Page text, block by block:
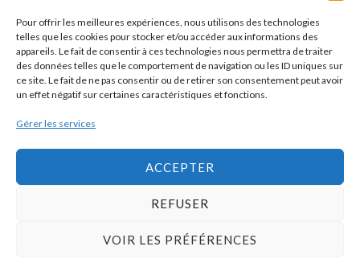
Pour offrir les meilleures expériences, nous utilisons des technologies
telles que les cookies pour stocker et/ou accéder aux informations des
appareils. Le fait de consentir à ces technologies nous permettra de traiter
des données telles que le comportement de navigation ou les ID uniques sur
ce site. Le fait de ne pas consentir ou de retirer son consentement peut avoir
un effet négatif sur certaines caractéristiques et fonctions.
Gérer les services
ACCEPTER
REFUSER
VOIR LES PRÉFÉRENCES
JE M'ABONNE
© 2026Home Fashion News
Politique de cookies (UE)
Mentions légales / CGU / RGPD